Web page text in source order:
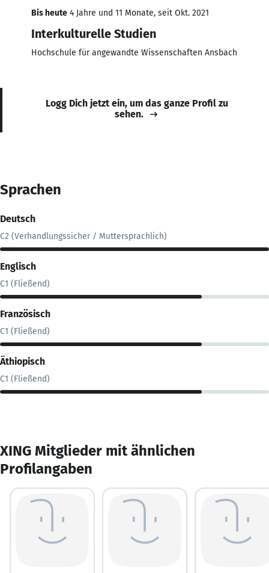
Bis heute 4 Jahre und 11 Monate, seit Okt. 2021
Interkulturelle Studien
Hochschule für angewandte Wissenschaften Ansbach
Logg Dich jetzt ein, um das ganze Profil zu
sehen.
Sprachen
Deutsch
C2 (Verhandlungssicher / Muttersprachlich)
Englisch
C1 (Fließend)
Französisch
C1 (Fließend)
Äthiopisch
C1 (Fließend)
XING Mitglieder mit ähnlichen
Profilangaben